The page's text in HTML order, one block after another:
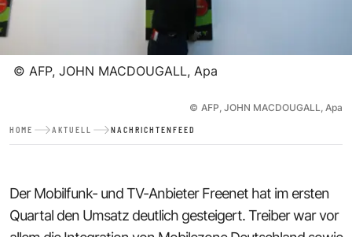
© AFP, JOHN MACDOUGALL, Apa
© AFP, JOHN MACDOUGALL, Apa
HOME AKTUELL NACHRICHTENFEED
Der Mobilfunk- und TV-Anbieter Freenet hat im ersten
Quartal den Umsatz deutlich gesteigert. Treiber war vor